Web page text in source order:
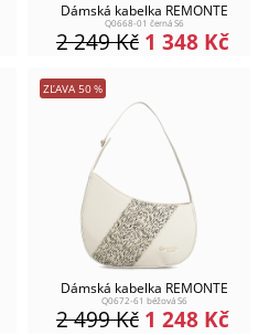
Dámská kabelka REMONTE
Q0668-01 černá S6
1 348 Kč
2 249Kč
ZĽAVA 50%
Dámská kabelka REMONTE
Q0672-61 béžová S6
1 248 Kč
2 499Kč